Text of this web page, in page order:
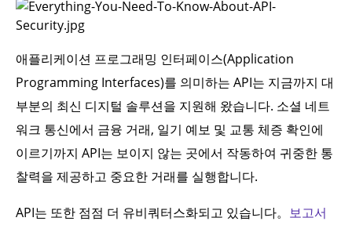
애플리케이션 프로그래밍 인터페이스(Application
Programming Interfaces)를 의미하는 API는 지금까지 대
부분의 최신 디지털 솔루션을 지원해 왔습니다. 소셜 네트
워크 통신에서 금융 거래, 일기 예보 및 교통 체증 확인에
이르기까지 API는 보이지 않는 곳에서 작동하여 귀중한 통
찰력을 제공하고 중요한 거래를 실행합니다.
API는 또한 점점 더 유비쿼터스화되고 있습니다。 보고서